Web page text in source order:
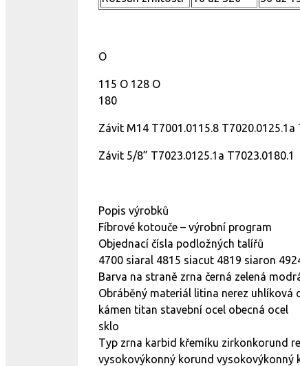
O
115 O 128 O
180
Závit M14 T7001.0115.8 T7020.0125.1a
Závit 5/8” T7023.0125.1a T7023.0180.1
Popis výrobků
Fíbrové kotouče – výrobní program
Objednací čísla podložných talířů
4700 siaral 4815 siacut 4819 siaron
Barva na straně zrna černá zelená
Obráběný materiál litina nerez uhlíková
kámen titan stavební ocel obecná ocel
sklo
Typ zrna karbid křemíku zirkonkorund
vysokovýkonný korund vysokovýkonný